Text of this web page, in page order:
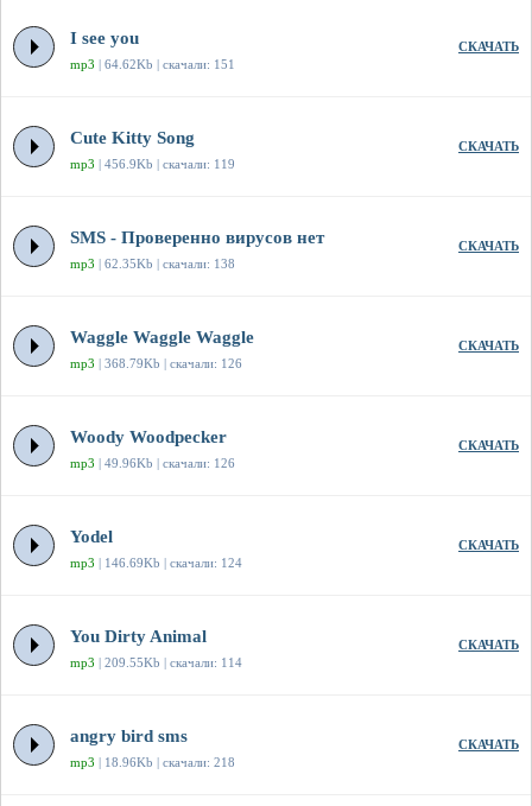
I see you
mp3 | 64.62Kb | скачали: 151
СКАЧАТЬ
Cute Kitty Song
mp3 | 456.9Kb | скачали: 119
СКАЧАТЬ
SMS - Проверенно вирусов нет
mp3 | 62.35Kb | скачали: 138
СКАЧАТЬ
Waggle Waggle Waggle
mp3 | 368.79Kb | скачали: 126
СКАЧАТЬ
Woody Woodpecker
mp3 | 49.96Kb | скачали: 126
СКАЧАТЬ
Yodel
mp3 | 146.69Kb | скачали: 124
СКАЧАТЬ
You Dirty Animal
mp3 | 209.55Kb | скачали: 114
СКАЧАТЬ
angry bird sms
mp3 | 18.96Kb | скачали: 218
СКАЧАТЬ